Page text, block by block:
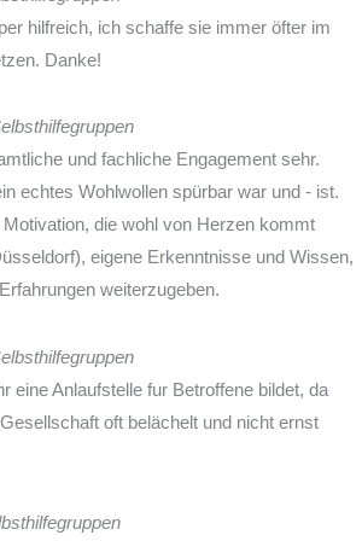
hilfreich, ich schaffe sie immer öfter im
Danke!
und fachliche Engagement sehr.
echtes Wohlwollen spürbar war und - ist.
die wohl von Herzen kommt
eigene Erkenntnisse und Wissen,
weiterzugeben.
eine Anlaufstelle fur Betroffene bildet, da
oft belächelt und nicht ernst